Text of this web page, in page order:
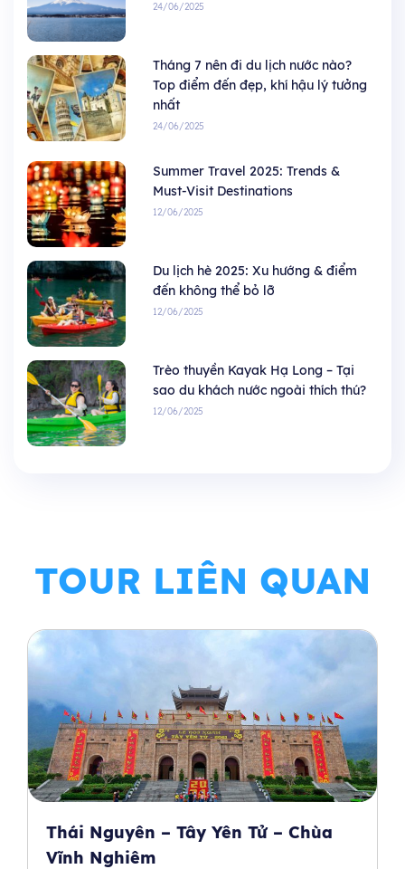
24/06/2025
Tháng 7 nên đi du lịch nước nào?
Top điểm đến đẹp, khí hậu lý tưởng
nhất
24/06/2025
Summer Travel 2025: Trends &
Must-Visit Destinations
12/06/2025
Du lịch hè 2025: Xu hướng & điểm
đến không thể bỏ lỡ
12/06/2025
Trèo thuyền Kayak Hạ Long – Tại
sao du khách nước ngoài thích thú?
12/06/2025
TOUR LIÊN QUAN
Thái Nguyên – Tây Yên Tử – Chùa
Vĩnh Nghiêm